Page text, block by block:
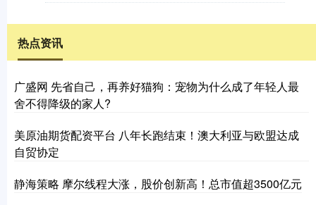
热点资讯
广盛网 先省自己，再养好猫狗：宠物为什么成了年轻人最
舍不得降级的家人?
美原油期货配资平台 八年长跑结束！澳大利亚与欧盟达成
自贸协定
静海策略 摩尔线程大涨，股价创新高！总市值超3500亿元